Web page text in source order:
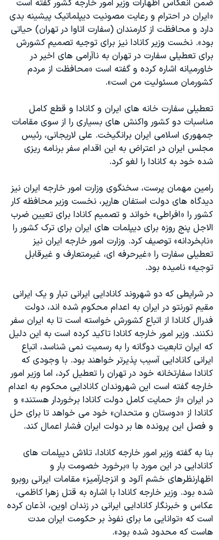
ضمن انعکاس اظهارات وزیر امور خارجه کشور گفته است
«ایران در احترام و رعایت مصونیت دیپلماتیک پیشینه بدی
دارد و محافظت از کارمندان (سفارت اتاوا در تهران) حیاتی
بود». نخست وزیر کانادا نیز برای توجیه تصمیم کشورش
برای تعطیلی سفارت در تهران به ناآرامی های اخیر در
خاورمیانه اشاره کرده و گفته است «محافظت از مردم
کشورمان مسئولیت من است».
تعطیلی سفارت خانه های ایران و کانادا و قطع کامل
مناسبات دو کشور واکنش های بسیاری را از سوی مقامات
جمهوری اسلامی ایران برانگیخت. علی لاریجانی، رئیس
مجلس ایران در اعتراض به این اقدام سفر برنامه ریزی
شده خود به کانادا را لغو کرد.
رامین مهمان پرست، سخنگوی وزارت امور خارجه ایران نیز
دیدگاه های دولت استفان هارپر، نخست وزیر محافظه کار
کشور را «افراطی» خواند و تصمیم کانادا برای تعیین ضرب
الاجل پنج روزه برای دیپلمات های ایران برای ترک کشور را
«نابخردانه» توصیف کرد. وزارت امور خارجه ایران نیز
تعطیلی سفارت را «غیرحرفه ای، غیرمتعارف و غیرقابل
توجیه» نامیده بود.
در شرایطی که دو شهروند کانادایی ایرانی تبار و یک ایرانی
مقیم تورنتو در ایران به اعدام محکوم شده اند، دولت
فدرال کانادا از اتباع کشورش خواسته است تا به ایران سفر
نکنند. وزیر امور خارجه کانادا تاکید کرده است به این دلیل
که ایران تابعیت دوگانه را به رسمیت نمی شناسد، اتباع
ایرانی کانادایی آسیب پذیرتر خواهند بود. با وجودی که
کانادا سفارتخانه خود در تهران را تعطیل کرد، اما وزیر امور
خارجه گفته است این شهروندان کانادایی محکوم به اعدام
در ایران «از حمایت کامل دولت کانادا برخوردار هستند» و
کانادا از «دوستان و متحدان» خود می خواهد تا برای حل
و فصل این پرونده ها بر دولت ایران فشار اعمال کند.
بنا به گفته وزیر امور خارجه کانادا، تلاش دیپلمات های
کانادایی در این مورد با «برخورد خصومت بار و
اظهارنظرهای خشم آلود و انزجارآمیز» مقامات ایرانی روبرو
شده بود. وزیر خارجه کانادا با اشاره به قتل زهرا کاظمی،
عکاس و خبرنگار کانادایی ایرانی در زندان اوین، اذعان کرده
است که «توانایی ما برای نفوذ بر حکومت ایران مدت
هاست که محدود شده بود».